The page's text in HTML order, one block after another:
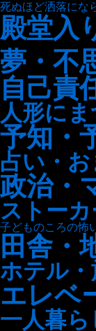
死ぬほど洒落にな
殿堂入
夢・不
自己責
人形に
予知・
占い・
政治・
ストー
子どものころの怖
田舎・
ホテル・
エレベ
一人暮ら